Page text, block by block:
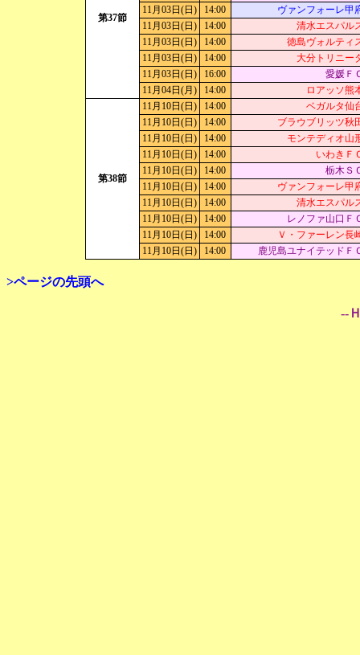
第37節
11月03日(日)
14:00
ヴァンフォーレ甲
11月03日(日)
14:00
清水エスパル
11月03日(日)
14:00
徳島ヴォルティ
11月03日(日)
14:00
大分トリニー
11月03日(日)
16:00
愛媛Ｆ
11月04日(月)
14:00 ロアッソ熊
第38節
11月10日(日) 14:00
ベガルタ仙
11月10日(日)
14:00
ブラウブリッツ秋
11月10日(日)
14:00
モンテディオ山
11月10日(日)
14:00
いわきＦ
11月10日(日)
14:00
栃木Ｓ
11月10日(日)
14:00
ヴァンフォーレ甲
11月10日(日)
14:00
清水エスパル
11月10日(日)
14:00
レノファ山口Ｆ
11月10日(日)
14:00
Ｖ・ファーレン長
11月10日(日)
14:00 鹿児島ユナイテッドＦ
>ページの先頭へ
--